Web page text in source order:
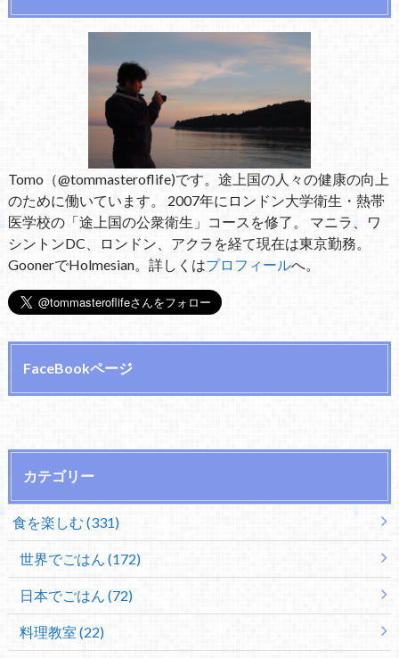
Tomo（@tommasteroflife)です。途上国の人々の健康の向上
のために働いています。 2007年にロンドン大学衛生・熱帯
医学校の「途上国の公衆衛生」コースを修了。 マニラ、ワ
シントンDC、ロンドン、アクラを経て現在は東京勤務。
GoonerでHolmesian。詳しくはプロフィールへ。
FaceBookページ
カテゴリー
食を楽しむ (331)
世界でごはん (172)
日本でごはん (72)
料理教室 (22)